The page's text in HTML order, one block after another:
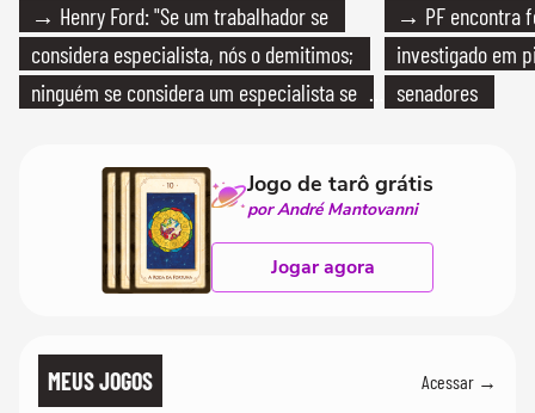
→ Henry Ford: "Se um trabalhador se
considera especialista, nós o demitimos;
ninguém se considera um especialista se
→ PF encontra
investigado em
senadores
Jogo de tarô grátis
por André Mantovanni
Jogar agora
MEUS JOGOS Acessar →